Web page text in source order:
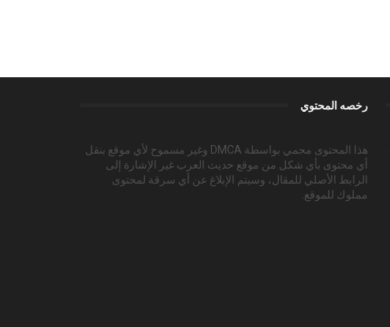
رخصه المحتوي
هذا المحتوى محمي بواسطة DMCA وغير مسموح لأي موقع بنقل
أي محتوى بأي شكل من موقع حديث العرب غير الإشارة إلى
الرابط الأصلي للمقال، وسيتم الإبلاغ عن أي سرقة لمحتوى
مملوك للموقع.